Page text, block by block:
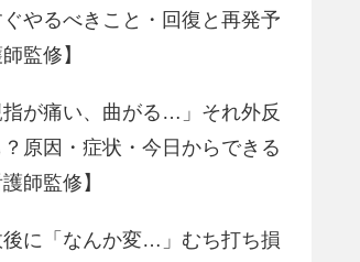
やるべきこと・回復と再発予
監修】
指が痛い、曲がる…」それ外反
原因・症状・今日からできる
師監修】
に「なんか変…」むち打ち損